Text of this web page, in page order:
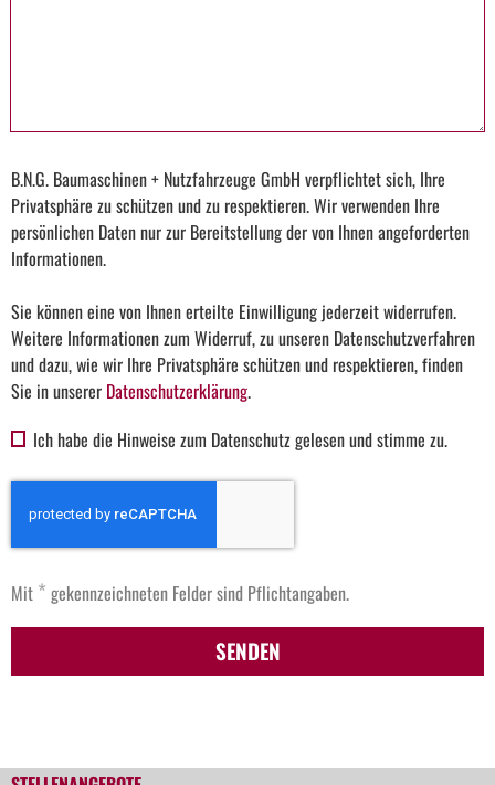
B.N.G. Baumaschinen + Nutzfahrzeuge GmbH verpflichtet sich, Ihre
Privatsphäre zu schützen und zu respektieren. Wir verwenden Ihre
persönlichen Daten nur zur Bereitstellung der von Ihnen angeforderten
Informationen.
Sie können eine von Ihnen erteilte Einwilligung jederzeit widerrufen.
Weitere Informationen zum Widerruf, zu unseren Datenschutzverfahren
und dazu, wie wir Ihre Privatsphäre schützen und respektieren, finden
Sie in unserer Datenschutzerklärung.
Ich habe die Hinweise zum Datenschutz gelesen und stimme zu.
Mit * gekennzeichneten Felder sind Pflichtangaben.
SENDEN